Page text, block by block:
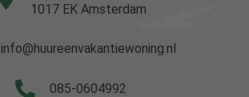
1017 EK Amsterdam
info@huureenvakantiewoning.nl
085-0604992